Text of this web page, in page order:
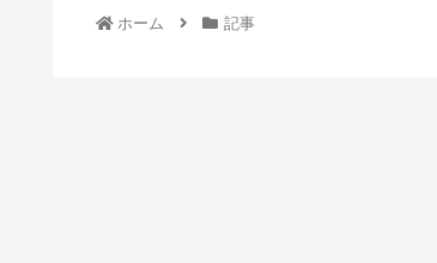
ホーム 記事